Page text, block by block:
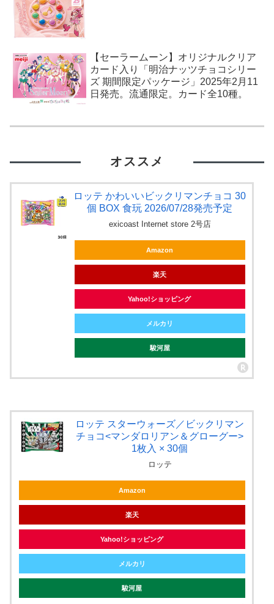
【セーラームーン】オリジナルクリア
カード入り「明治ナッツチョコシリー
ズ 期間限定パッケージ」2025年2月11
日発売。流通限定。カード全10種。
オススメ
ロッテ かわいいビックリマンチョコ 30
個 BOX 食玩 2026/07/28発売予定
exicoast Internet store 2号店
Amazon
楽天
Yahoo!ショッピング
メルカリ
駿河屋
ロッテ スターウォーズ／ビックリマン
チョコ<マンダロリアン＆グローグー>
1枚入 × 30個
ロッテ
Amazon
楽天
Yahoo!ショッピング
メルカリ
駿河屋